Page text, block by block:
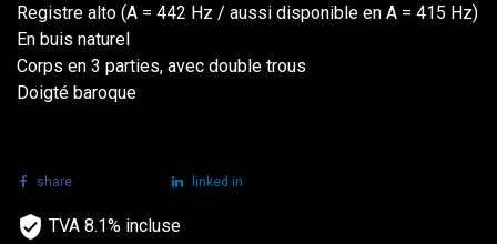
Registre alto (A = 442 Hz / aussi disponible en A = 415 Hz)
En buis naturel
Corps en 3 parties, avec double trous
Doigté baroque
share linked in
TVA 8.1% incluse